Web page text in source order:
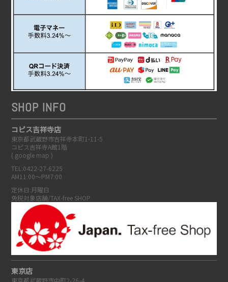
SHOP INFO
コピス吉祥寺店
東京都武蔵野市吉祥寺本町1-11-5
コピス吉祥寺A館1階
( google map )
TEL:0422-27-6225
AM11:00～PM7:00
定休日:月曜日
免税対象店舗/TAX-free SHOP
東京店
東京都武蔵野市中町2-26-4